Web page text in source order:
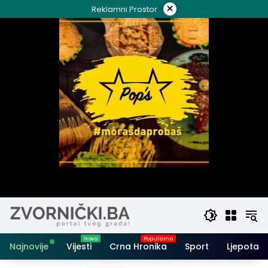
to
Reklamni Prostor ×
Najnovije Vijesti Crna Hronika Sport Ljepota i